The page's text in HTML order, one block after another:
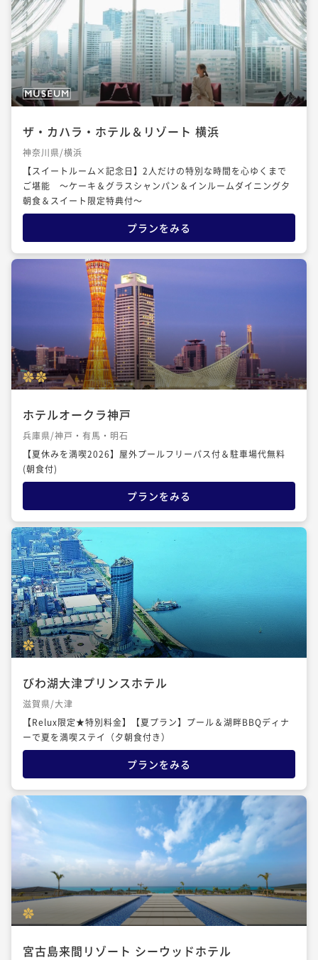
ザ・カハラ・ホテル＆リゾート 横浜
神奈川県/横浜
【スイートルーム×記念日】2人だけの特別な時間を心ゆくまで
ご堪能 ～ケーキ＆グラスシャンパン＆インルームダイニング夕
朝食＆スイート限定特典付～
プランをみる
ホテルオークラ神戸
兵庫県/神戸・有馬・明石
【夏休みを満喫2026】屋外プールフリーパス付＆駐車場代無料
(朝食付)
プランをみる
びわ湖大津プリンスホテル
滋賀県/大津
【Relux限定★特別料金】【夏プラン】プール＆湖畔BBQディナ
ーで夏を満喫ステイ（夕朝食付き）
プランをみる
宮古島来間リゾート シーウッドホテル